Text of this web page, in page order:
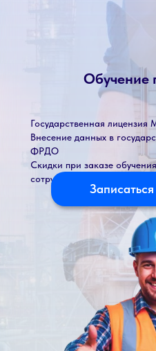
Обучение
Государственная
Внесение данных в
ФРДО
Скидки при заказе
сотрудников